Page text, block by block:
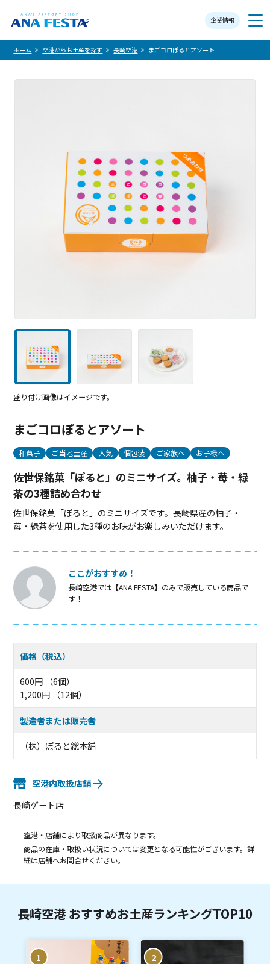
企業情報
メニュー
ホーム 空港からお土産を探す 長崎空港 まごコロぽるとアソート
盛り付け画像はイメージです。
まごコロぽるとアソート
和菓子 ご当地土産 人気 個包装 ご家族へ お子様へ
佐世保銘菓「ぽると」のミニサイズ。柚子・苺・緑
茶の3種詰め合わせ
佐世保銘菓「ぽると」のミニサイズです。長崎県産の柚子・
苺・緑茶を使用した3種のお味がお楽しみいただけます。
ここがおすすめ！
長崎空港では【ANA FESTA】のみで販売している商品で
す！
価格（税込）
600円 （6個）
1,200円 （12個）
製造者または販売者
（株）ぽると総本舗
空港内取扱店舗
長崎ゲート店
空港・店舗により取扱商品が異なります。
商品の在庫・取扱い状況については変更となる可能性がございます。詳
細は店舗へお問合せください。
長崎空港 おすすめお土産ランキングTOP10
1 2